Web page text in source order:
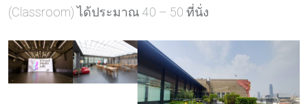
(Classroom) ได้ประมาณ 40 – 50 ที่นั่ง